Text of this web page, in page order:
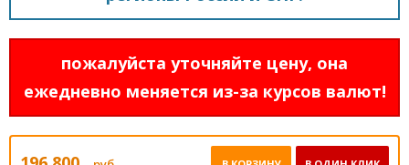
пожалуйста уточняйте цену, она
ежедневно меняется из-за курсов валют!